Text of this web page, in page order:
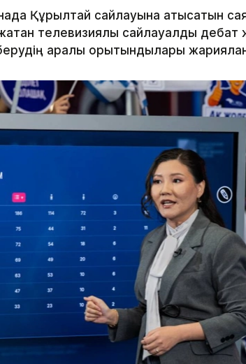
Құрылтай сайлауына қатысатын
телевизиялық сайлауалды
аралық қорытындылары